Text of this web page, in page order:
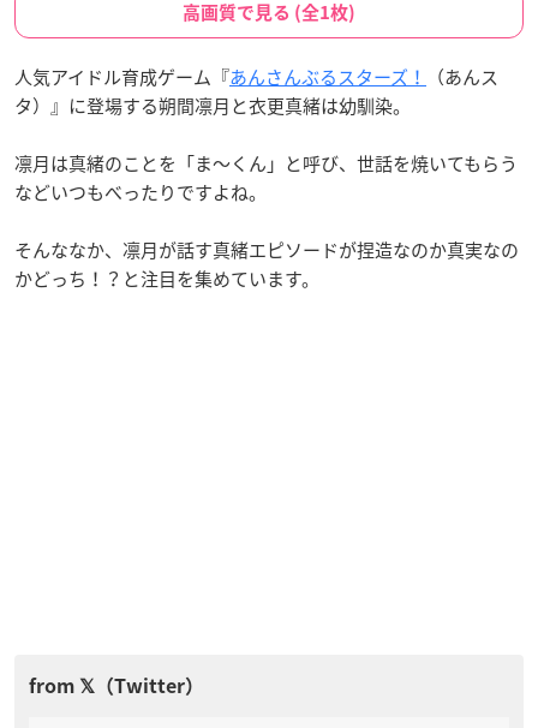
高画質で見る (全1枚)
人気アイドル育成ゲーム『あんさんぶるスターズ！
（あんス
タ）』に登場する朔間凛月と衣更真緒は幼馴染。
凛月は真緒のことを「ま～くん」と呼び、世話を焼いてもらう
などいつもべったりですよね。
そんななか、凛月が話す真緒エピソードが捏造なのか真実なの
かどっち！？と注目を集めています。